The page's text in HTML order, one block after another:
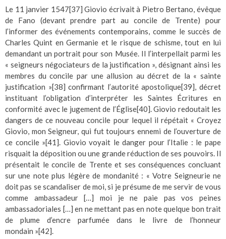
Le 11 janvier 1547[37] Giovio écrivait à Pietro Bertano, évêque
de Fano (devant prendre part au concile de Trente) pour
l’informer des événements contemporains, comme le succès de
Charles Quint en Germanie et le risque de schisme, tout en lui
demandant un portrait pour son Musée. Il l’interpellait parmi les
« seigneurs négociateurs de la justification », désignant ainsi les
membres du concile par une allusion au décret de la « sainte
justification »[38] confirmant l’autorité apostolique[39], décret
instituant l’obligation d’interpréter les Saintes Écritures en
conformité avec le jugement de l’Église[40]. Giovio redoutait les
dangers de ce nouveau concile pour lequel il répétait « Croyez
Giovio, mon Seigneur, qui fut toujours ennemi de l’ouverture de
ce concile »[41]. Giovio voyait le danger pour l’Italie : le pape
risquait la déposition ou une grande réduction de ses pouvoirs. Il
présentait le concile de Trente et ses conséquences concluant
sur une note plus légère de mondanité : « Votre Seigneurie ne
doit pas se scandaliser de moi, si je présume de me servir de vous
comme ambassadeur […] moi je ne paie pas vos peines
ambassadoriales […] en ne mettant pas en note quelque bon trait
de plume d’encre parfumée dans le livre de l’honneur
mondain »[42].